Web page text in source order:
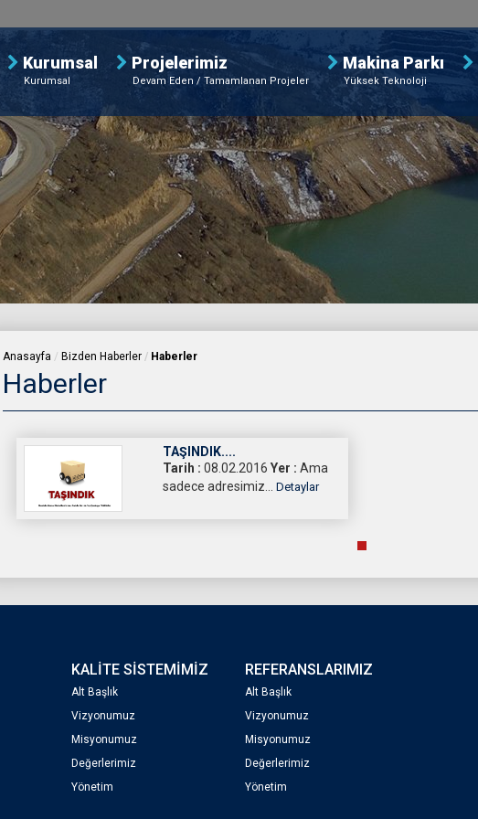
Kurumsal
Kurumsal
Projelerimiz
Devam Eden / Tamamlanan Projeler
Makina Parkı
Yüksek Teknoloji
Anasayfa Bizden Haberler Haberler
Haberler
TAŞINDIK....
Tarih : 08.02.2016 Yer : Ama
sadece adresimiz...
Detaylar
KALİTE SİSTEMİMİZ
Alt Başlık
Vizyonumuz
Misyonumuz
Değerlerimiz
Yönetim
REFERANSLARIMIZ
Alt Başlık
Vizyonumuz
Misyonumuz
Değerlerimiz
Yönetim